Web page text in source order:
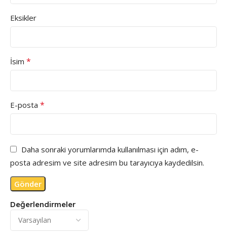
Değerlendirmeler
Eksikler
İsim *
E-posta *
Daha sonraki yorumlarımda kullanılması için adım, e-
posta adresim ve site adresim bu tarayıcıya kaydedilsin.